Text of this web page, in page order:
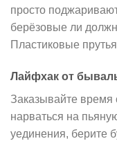
просто
берёзовые ли
Пластиковые прутья
Лайфхак от
Заказывайте
нарваться на
уединения, берите